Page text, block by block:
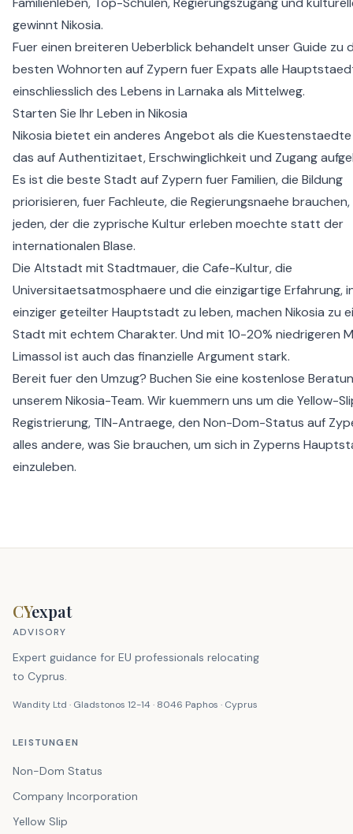
gewinnt Nikosia.
Fuer einen breiteren Ueberblick behandelt unser Guide zu
besten Wohnorten auf Zypern fuer Expats alle
einschliesslich des Lebens in Larnaka als Mittelweg.
Starten Sie Ihr Leben in Nikosia
Nikosia bietet ein anderes Angebot als die
das auf Authentizitaet, Erschwinglichkeit und Zugang
Es ist die beste Stadt auf Zypern fuer Familien, die Bildung
priorisieren, fuer Fachleute, die Regierungsnaehe
jeden, der die zyprische Kultur erleben moechte statt der
internationalen Blase.
Die Altstadt mit Stadtmauer, die Cafe-Kultur, die
Universitaetsatmosphaere und die einzigartige Erfahrung,
einziger geteilter Hauptstadt zu leben, machen Nikosia zu
Stadt mit echtem Charakter. Und mit 10-20% niedrigeren
Limassol ist auch das finanzielle Argument stark.
Bereit fuer den Umzug? Buchen Sie eine kostenlose
unserem Nikosia-Team. Wir kuemmern uns um die Yellow-
Registrierung, TIN-Antraege, den Non-Dom-Status auf
alles andere, was Sie brauchen, um sich in Zyperns
einzuleben.
CYexpat
ADVISORY
Expert guidance for EU professionals relocating
to Cyprus.
Wandity Ltd · Gladstonos 12-14 · 8046 Paphos · Cyprus
LEISTUNGEN
Non-Dom Status
Company Incorporation
Yellow Slip